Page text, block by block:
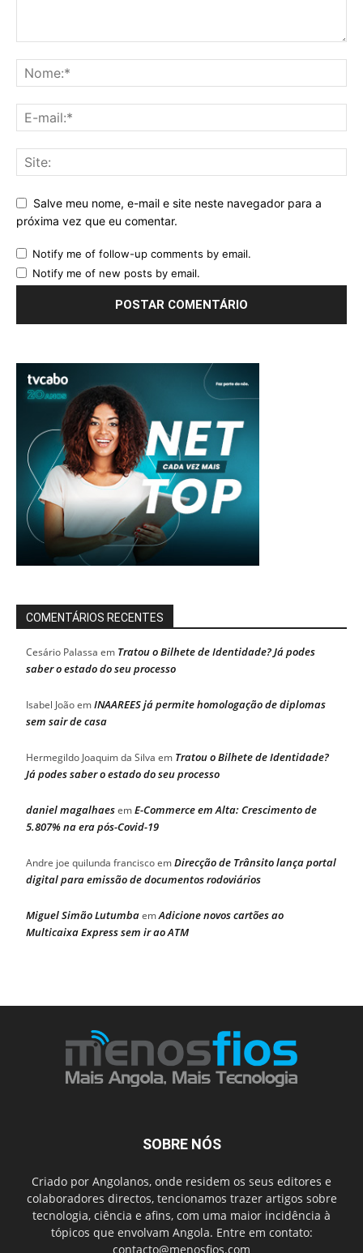
Salve meu nome, e-mail e site neste navegador para a
próxima vez que eu comentar.
Notify me of follow-up comments by email.
Notify me of new posts by email.
COMENTÁRIOS RECENTES
Cesário Palassa em Tratou o Bilhete de Identidade? Já podes
saber o estado do seu processo
Isabel JoãoemINAAREES já permite homologação de diplomas
sem sair de casa
Hermegildo Joaquim da Silva em Tratou o Bilhete de Identidade?
Já podes saber o estado do seu processo
daniel magalhaesemE-Commerce em Alta: Crescimento de
5.807% na era pós-Covid-19
Andre joe quilunda franciscoemDirecção de Trânsito lança portal
digital para emissão de documentos rodoviários
Miguel Simão LutumbaemAdicione novos cartões ao
Multicaixa Express sem ir ao ATM
SOBRE NÓS
Criado por Angolanos, onde residem os seus editores e
colaboradores directos, tencionamos trazer artigos sobre
tecnologia, ciência e afins, com uma maior incidência à
tópicos que envolvam Angola. Entre em contato:
contacto@menosfios.com